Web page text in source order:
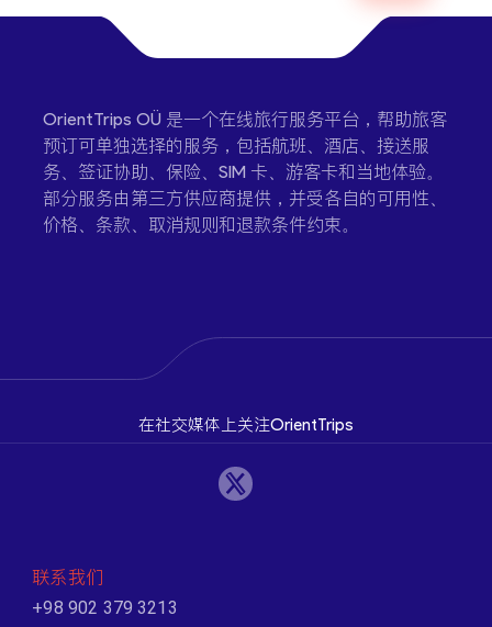
OrientTrips OÜ 是一个在线旅行服务平台，帮助旅客
预订可单独选择的服务，包括航班、酒店、接送服
务、签证协助、保险、SIM 卡、游客卡和当地体验。
部分服务由第三方供应商提供，并受各自的可用性、
价格、条款、取消规则和退款条件约束。
在社交媒体上关注OrientTrips
联系我们
+98 902 379 3213